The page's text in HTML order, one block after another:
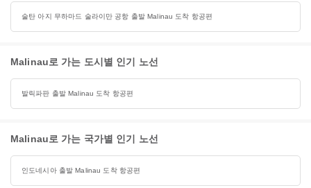
술탄 아지 무하마드 술라이만 공항 출발 Malinau 도착 항공편
Malinau로 가는 도시별 인기 노선
발릭파판 출발 Malinau 도착 항공편
Malinau로 가는 국가별 인기 노선
인도네시아 출발 Malinau 도착 항공편